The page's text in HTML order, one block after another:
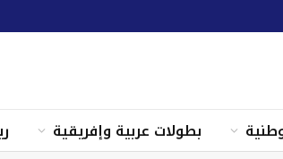
بطولات عربية وإفريقية